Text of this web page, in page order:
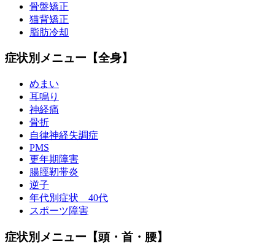
骨盤矯正
猫背矯正
脂肪冷却
症状別メニュー【全身】
めまい
耳鳴り
神経痛
骨折
自律神経失調症
PMS
更年期障害
腸脛靭帯炎
逆子
年代別症状 40代
スポーツ障害
症状別メニュー【頭・首・腰】